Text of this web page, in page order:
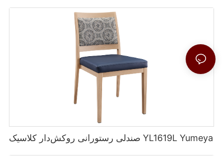
صندلی رستورانی روکش‌دار کلاسیک YL1619L Yumeya